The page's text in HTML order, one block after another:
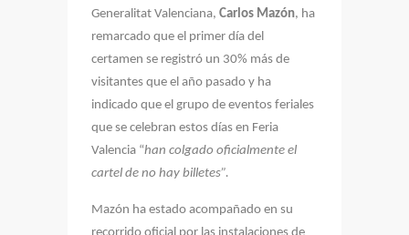
Generalitat Valenciana, Carlos Mazón, ha
remarcado que el primer día del
certamen se registró un 30% más de
visitantes que el año pasado y ha
indicado que el grupo de eventos feriales
que se celebran estos días en Feria
Valencia “han colgado oficialmente el
cartel de no hay billetes”.
Mazón ha estado acompañado en su